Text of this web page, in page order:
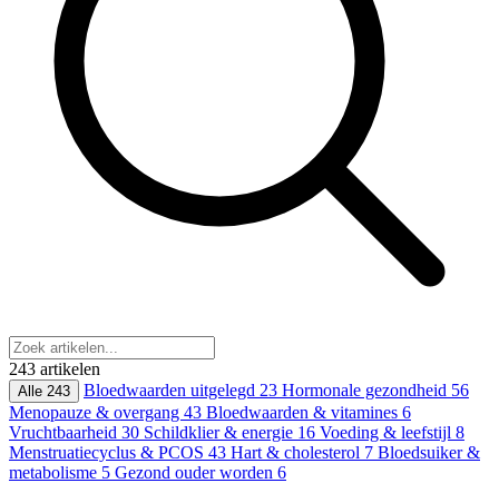
243 artikelen
Alle 243 Bloedwaarden uitgelegd 23 Hormonale gezondheid 56
Menopauze & overgang 43 Bloedwaarden & vitamines 6
Vruchtbaarheid 30 Schildklier & energie 16 Voeding & leefstijl 8
Menstruatiecyclus & PCOS 43 Hart & cholesterol 7 Bloedsuiker &
metabolisme 5 Gezond ouder worden 6